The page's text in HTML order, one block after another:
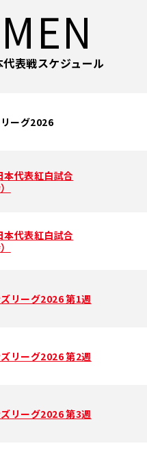
表戦スケジュール
ーグ2026
代表紅白試合
代表紅白試合
リーグ2026 第1週
リーグ2026 第2週
リーグ2026 第3週